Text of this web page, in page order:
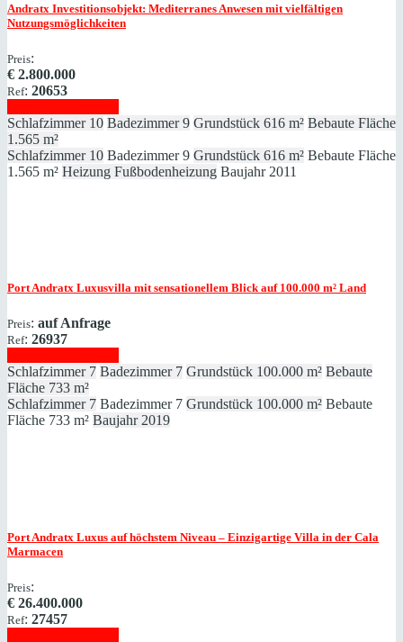
Andratx Investitionsobjekt: Mediterranes Anwesen mit vielfältigen
Nutzungsmöglichkeiten
Preis:
€ 2.800.000
Ref: 20653
Schlafzimmer 10 Badezimmer 9 Grundstück 616 m² Bebaute Fläche
1.565 m²
Schlafzimmer 10 Badezimmer 9 Grundstück 616 m² Bebaute Fläche
1.565 m² Heizung Fußbodenheizung Baujahr 2011
Port Andratx Luxusvilla mit sensationellem Blick auf 100.000 m² Land
Preis: auf Anfrage
Ref: 26937
Schlafzimmer 7 Badezimmer 7 Grundstück 100.000 m² Bebaute
Fläche 733 m²
Schlafzimmer 7 Badezimmer 7 Grundstück 100.000 m² Bebaute
Fläche 733 m² Baujahr 2019
Port Andratx Luxus auf höchstem Niveau – Einzigartige Villa in der Cala
Marmacen
Preis:
€ 26.400.000
Ref: 27457